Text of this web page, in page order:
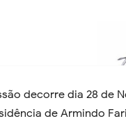
decorre dia 28 de
de Armindo